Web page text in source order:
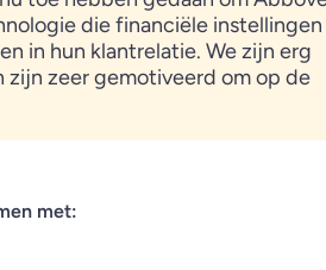
die financiële
in hun klantrelatie. We zijn erg
zeer gemotiveerd om op de
met: